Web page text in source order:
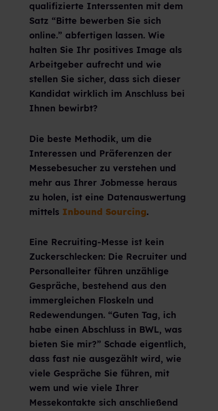
qualifizierte Interssenten mit dem
Satz “Bitte bewerben Sie sich
online.” abfertigen lassen. Wie
halten Sie Ihr positives Image als
Arbeitgeber aufrecht und wie
stellen Sie sicher, dass sich dieser
Kandidat wirklich im Anschluss bei
Ihnen bewirbt?
Die beste Methodik, um die
Interessen und Präferenzen der
Messebesucher zu verstehen und
mehr aus Ihrer Jobmesse heraus
zu holen, ist eine Datenauswertung
mittels Inbound Sourcing.
Eine Recruiting-Messe ist kein
Zuckerschlecken: Die Recruiter und
Personalleiter führen unzählige
Gespräche, bestehend aus den
immergleichen Floskeln und
Redewendungen. “Guten Tag, ich
habe einen Abschluss in BWL, was
bieten Sie mir?” Schade eigentlich,
dass fast nie ausgezählt wird, wie
viele Gespräche Sie führen, mit
wem und wie viele Ihrer
Messekontakte sich anschließend